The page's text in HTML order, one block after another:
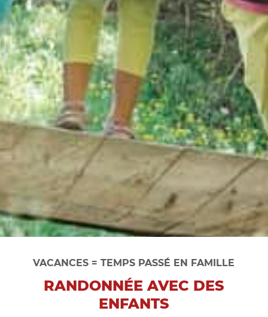
VACANCES = TEMPS PASSÉ EN FAMILLE
RANDONNÉE AVEC DES
ENFANTS